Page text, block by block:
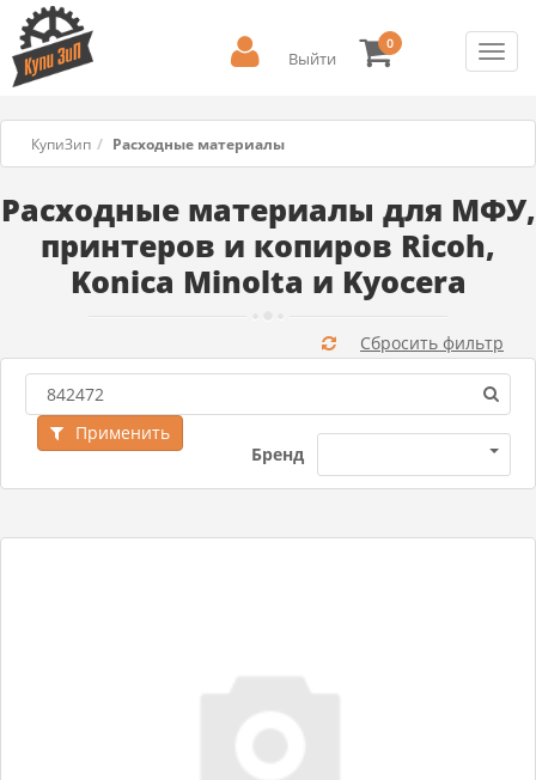
Выйти
0
КупиЗип Расходные материалы
Расходные материалы для МФУ,
принтеров и копиров Ricoh,
Konica Minolta и Kyocera
Бренд
Применить
Сбросить фильтр